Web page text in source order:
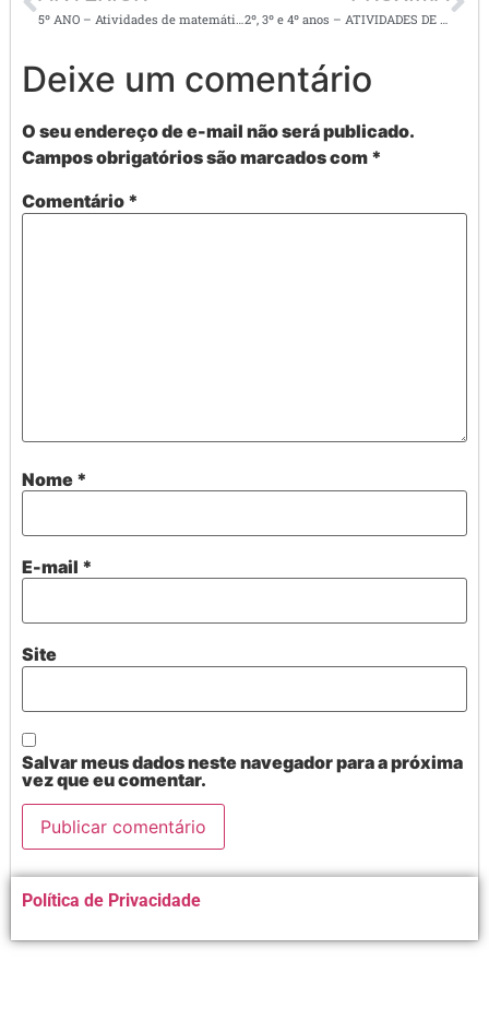
5º ANO – Atividades de matemática envolvendo o sistema de numeração e as operações 2º, 3º e 4º anos – ATIVIDADES DE PRODUÇÃO DE TEXTO COM IMAGENS
Deixe um comentário
O seu endereço de e-mail não será publicado.
Campos obrigatórios são marcados com *
Comentário *
Nome *
E-mail *
Site
Salvar meus dados neste navegador para a próxima
vez que eu comentar.
Alternative:
Política de Privacidade